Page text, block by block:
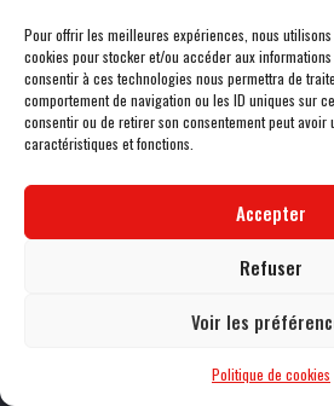
Pour offrir les meilleures expériences, nous
cookies pour stocker et/ou accéder aux
consentir à ces technologies nous permettra de
comportement de navigation ou les ID uniques sur
consentir ou de retirer son consentement peut avoir
caractéristiques et fonctions.
Accepter
Refuser
Voir les
Politique de cookies